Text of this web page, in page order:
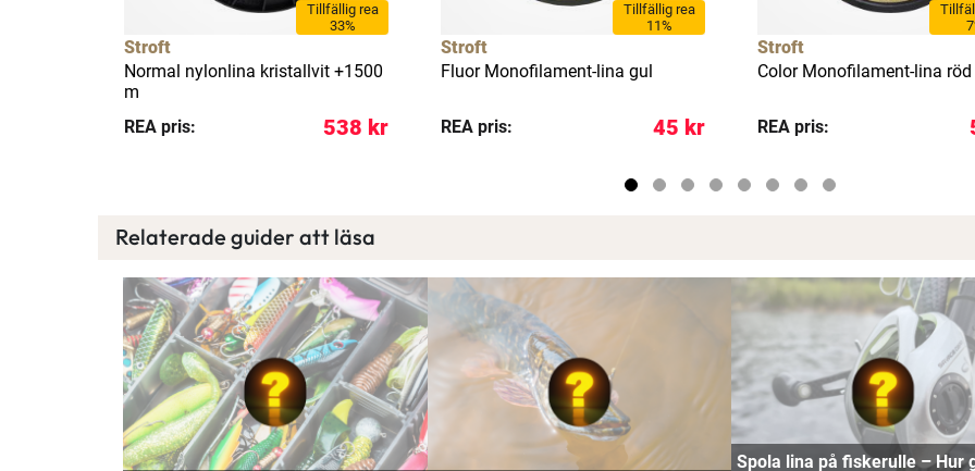
Tillfällig rea
33%
Stroft
Normal nylonlina kristallvit +1500
m
REA pris:
538 kr
Tillfällig rea
11%
Stroft
Fluor Monofilament-lina gul
REA pris: 45 kr
Stroft
Color Monofilament-lina röd
REA pris:
Relaterade guider att läsa
Spola lina på fiskerulle – Hur